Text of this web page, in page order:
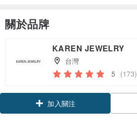
關於品牌
KAREN JEWELRY
台灣
5 (173)
加入關注